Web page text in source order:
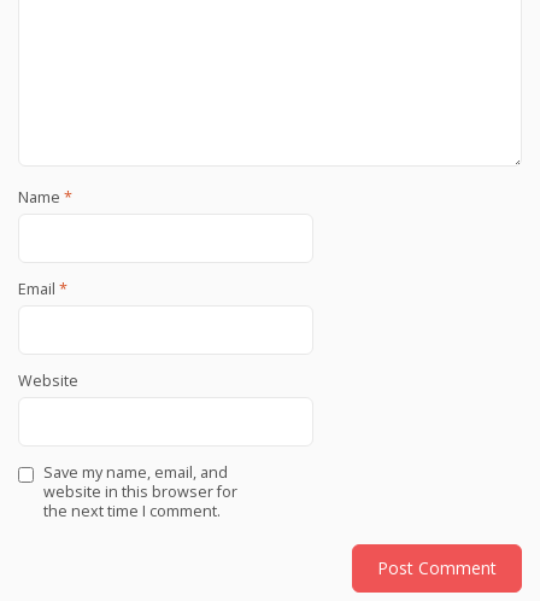
Name *
Email *
Website
Save my name, email, and
website in this browser for
the next time I comment.